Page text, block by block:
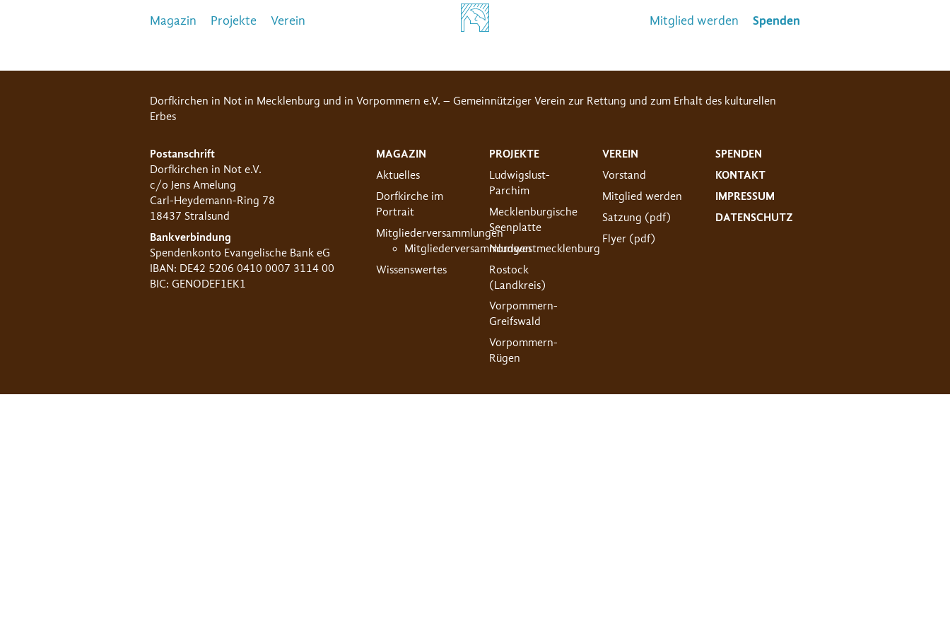
Magazin Projekte Verein Mitglied werden Spenden
Dorfkirchen in Not in Mecklenburg und in Vorpommern e.V. – Gemeinnütziger Verein zur Rettung und zum Erhalt des kulturellen
Erbes
Postanschrift
Dorfkirchen in Not e.V.
c/o Jens Amelung
Carl-Heydemann-Ring 78
18437 Stralsund
Bankverbindung
Spendenkonto Evangelische Bank eG
IBAN: DE42 5206 0410 0007 3114 00
BIC: GENODEF1EK1
MAGAZIN
Aktuelles
Dorfkirche im
Portrait
Mitgliederversammlungen
Mitgliederversammlungen
Wissenswertes
PROJEKTE
Ludwigslust-
Parchim
Mecklenburgische
Seenplatte
Nordwestmecklenburg
Rostock
(Landkreis)
Vorpommern-
Greifswald
Vorpommern-
Rügen
VEREIN
Vorstand
Mitglied werden
Satzung (pdf)
Flyer (pdf)
SPENDEN
KONTAKT
IMPRESSUM
DATENSCHUTZ